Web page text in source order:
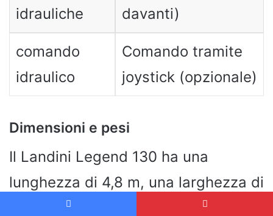
idrauliche
davanti)
comando
idraulico
Comando tramite
joystick (opzionale)
Dimensioni e pesi
Il Landini Legend 130 ha una
lunghezza di 4,8 m, una larghezza di
2,3 me un’altezza di 2,9 m e un peso